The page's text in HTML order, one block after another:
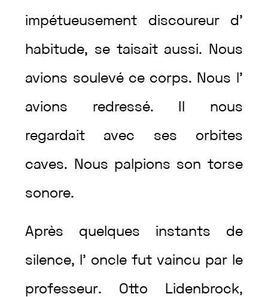
impétueusement discoureur d’
habitude, se taisait aussi. Nous
avions soulevé ce corps. Nous l’
avions redressé. nous
regardait avec ses orbites
caves. Nous palpions son torse
sonore.
Après quelques instants de
silence, l’ onclefut vaincu par le
professeur. Otto Lidenbrock,